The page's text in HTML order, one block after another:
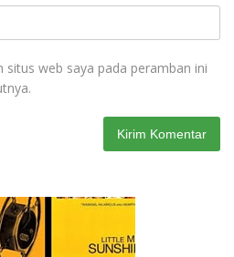
situs web saya pada peramban ini